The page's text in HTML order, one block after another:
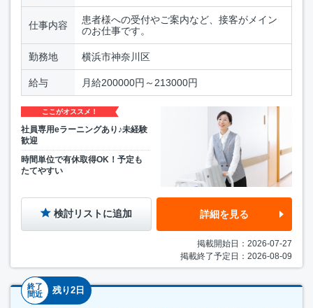
仕事内容
患者様への受付やご案内など、接客がメイン
のお仕事です。
勤務地 横浜市神奈川区
給与 月給200000円～213000円
ここがオススメ！
社員専用eラーニングあり♪未経験
歓迎
時間単位で有休取得OK！予定も
たてやすい
検討リストに追加 詳細を見る
掲載開始日：2026-07-27
掲載終了予定日：2026-08-09
終了
間近
残り2日